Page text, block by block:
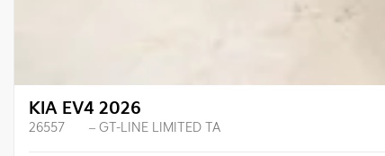
KIA EV4 2026
26557 – GT-LINE LIMITED TA